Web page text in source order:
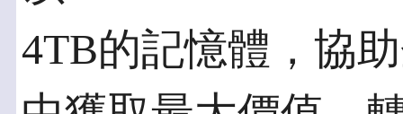
4TB的記憶體，協